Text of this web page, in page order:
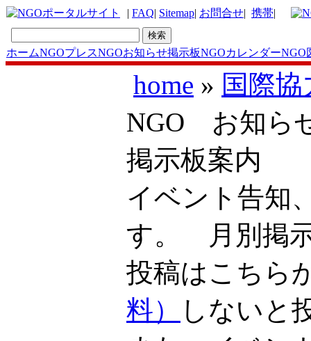
| FAQ| Sitemap| お問合せ| 携帯|
ホームNGOプレスNGOお知らせ掲示板NGOカレンダーNGO
home » 国際
NGO お知ら
掲示板案内
イベント告知
す。 月別掲
投稿はこち
料）
しないと